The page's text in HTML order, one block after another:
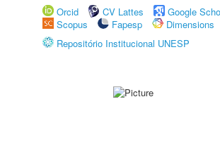
Orcid
CV Lattes
Google
Scopus
Fapesp
Dimensions
Repositório Institucional UNESP